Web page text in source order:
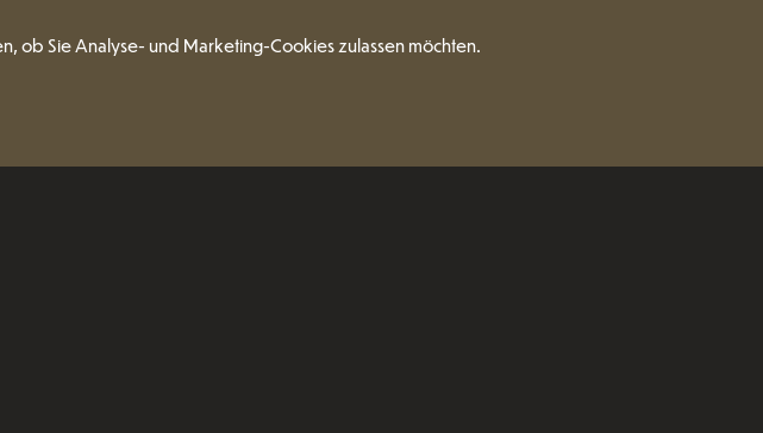
ob Sie Analyse- und Marketing-Cookies zulassen möchten.